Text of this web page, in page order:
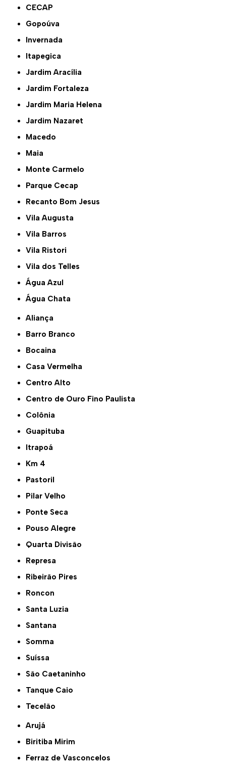
CECAP
Gopoúva
Invernada
Itapegica
Jardim Aracília
Jardim Fortaleza
Jardim Maria Helena
Jardim Nazaret
Macedo
Maia
Monte Carmelo
Parque Cecap
Recanto Bom Jesus
Vila Augusta
Vila Barros
Vila Ristori
Vila dos Telles
Água Azul
Água Chata
Aliança
Barro Branco
Bocaina
Casa Vermelha
Centro Alto
Centro de Ouro Fino Paulista
Colônia
Guapituba
Itrapoá
Km 4
Pastoril
Pilar Velho
Ponte Seca
Pouso Alegre
Quarta Divisão
Represa
Ribeirão Pires
Roncon
Santa Luzia
Santana
Somma
Suíssa
São Caetaninho
Tanque Caio
Tecelão
Arujá
Biritiba Mirim
Ferraz de Vasconcelos